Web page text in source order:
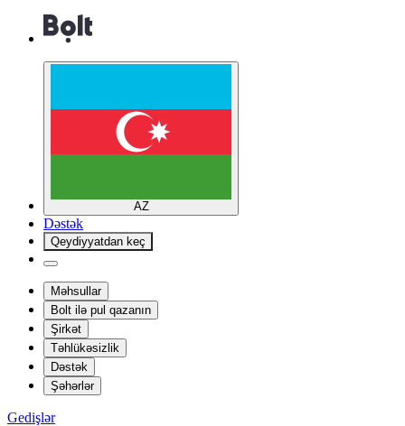
AZ
Dəstək
Qeydiyyatdan keç
Məhsullar
Bolt ilə pul qazanın
Şirkət
Təhlükəsizlik
Dəstək
Şəhərlər
Gedişlər